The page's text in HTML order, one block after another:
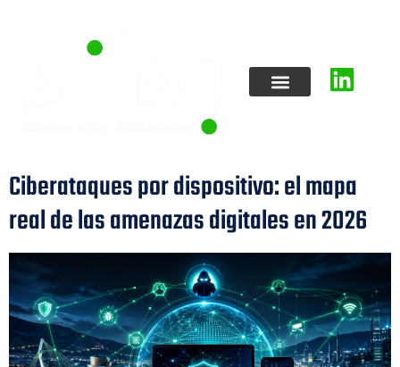
Ciberataques por dispositivo: el mapa
real de las amenazas digitales en 2026